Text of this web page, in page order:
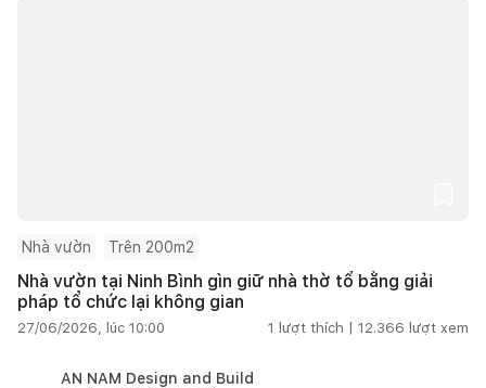
Nhà vườn Trên 200m2
Nhà vườn tại Ninh Bình gìn giữ nhà thờ tổ bằng giải
pháp tổ chức lại không gian
27/06/2026, lúc 10:00 1 lượt thích | 12.366 lượt xem
AN NAM Design and Build